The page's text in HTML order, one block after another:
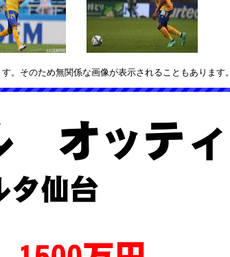
。そのため無関係な画像が表示されることもあります。